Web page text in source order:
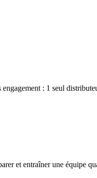
: 1 seul
et entraîner une équipe